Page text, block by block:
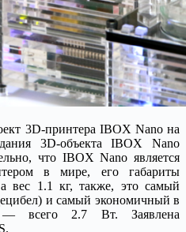
3D-принтера IBOX Nano на
3D-объекта IBOX Nano
что IBOX Nano является
в мире, его габариты
вес 1.1 кг, также, это самый
и самый экономичный в
— всего 2.7 Вт. Заявлена